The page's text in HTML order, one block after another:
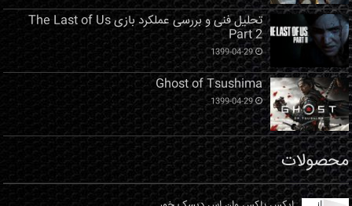
تحلیل فنی و بررسی عملکرد بازی The Last of Us
Part 2
1399-04-29
Ghost of Tsushima
1399-04-29
محصولات